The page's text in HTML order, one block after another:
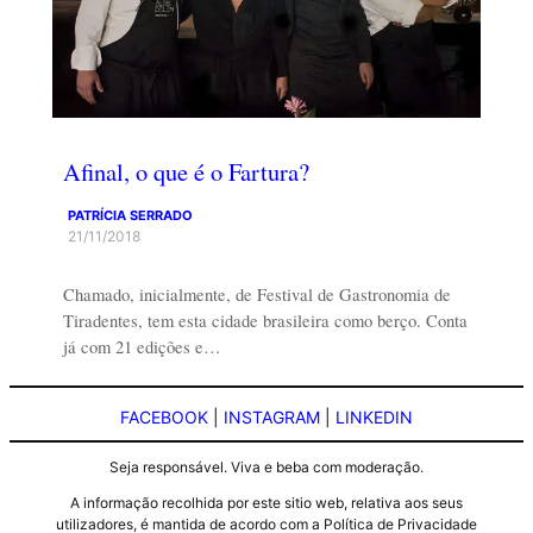
Afinal, o que é o Fartura?
PATRÍCIA SERRADO
21/11/2018
Chamado, inicialmente, de Festival de Gastronomia de
Tiradentes, tem esta cidade brasileira como berço. Conta
já com 21 edições e…
FACEBOOK INSTAGRAM LINKEDIN
Seja responsável. Viva e beba com moderação.
A informação recolhida por este sitio web, relativa aos seus
utilizadores, é mantida de acordo com a Política de Privacidade